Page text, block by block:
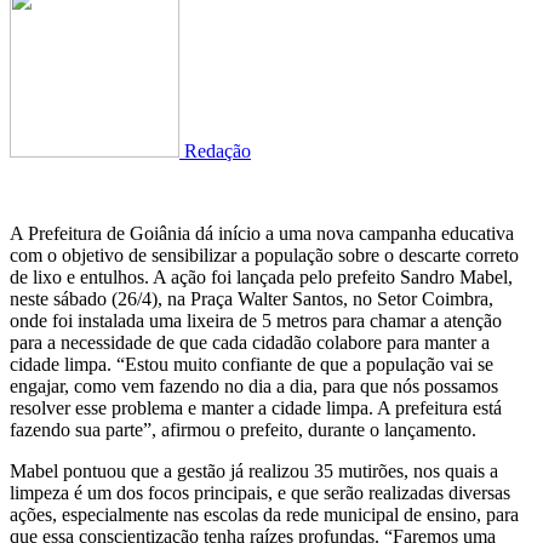
Redação
A Prefeitura de Goiânia dá início a uma nova campanha educativa
com o objetivo de sensibilizar a população sobre o descarte correto
de lixo e entulhos. A ação foi lançada pelo prefeito Sandro Mabel,
neste sábado (26/4), na Praça Walter Santos, no Setor Coimbra,
onde foi instalada uma lixeira de 5 metros para chamar a atenção
para a necessidade de que cada cidadão colabore para manter a
cidade limpa. “Estou muito confiante de que a população vai se
engajar, como vem fazendo no dia a dia, para que nós possamos
resolver esse problema e manter a cidade limpa. A prefeitura está
fazendo sua parte”, afirmou o prefeito, durante o lançamento.
Mabel pontuou que a gestão já realizou 35 mutirões, nos quais a
limpeza é um dos focos principais, e que serão realizadas diversas
ações, especialmente nas escolas da rede municipal de ensino, para
que essa conscientização tenha raízes profundas. “Faremos uma